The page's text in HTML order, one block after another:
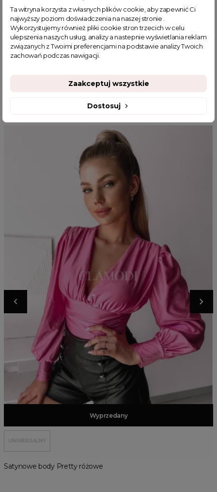
sklep z odzieżą damską
fajne ciuszki
marynarka damska taliowana
marynarka do jeansów
marynarka dwurzędowa damska
Dodaj do koszyka
Wyprzedany
UNIWERSALNY
Satynowe body Pretty różowe
Ta witryna korzysta z własnych plików cookie, aby zapewnić Ci
najwyższy poziom doświadczenia na naszej stronie .
Wykorzystujemy również pliki cookie stron trzecich w celu
ulepszenia naszych usług, analizy a nastepnie wyświetlania reklam
związanych z Twoimi preferencjami na podstawie analizy Twoich
zachowań podczas nawigacji.
Dostosuj
Zaakceptuj wszystkie